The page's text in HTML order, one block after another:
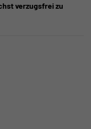
verzugsfrei zu